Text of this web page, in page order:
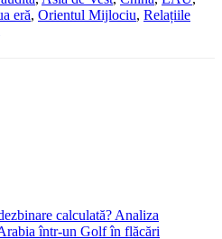
eră, Orientul Mijlociu, Relațiile